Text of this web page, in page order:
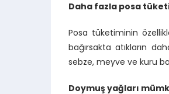
Daha fazla posa
Posa tüketiminin
bağırsakta atıkların
sebze, meyve ve kuru
Doymuş yağları